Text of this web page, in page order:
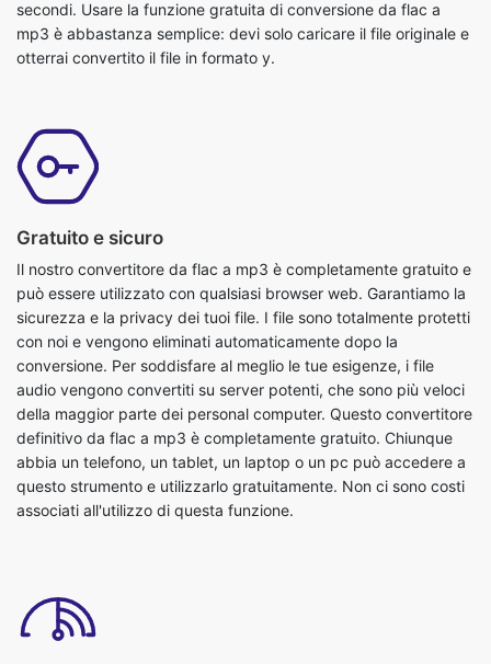
Gratuito e sicuro
Il nostro convertitore da flac a mp3 è completamente gratuito e
sicurezza e la privacy dei tuoi file. I file sono totalmente protetti
con noi e vengono eliminati automaticamente dopo la
conversione. Per soddisfare al meglio le tue esigenze, i file
audio vengono convertiti su server potenti, che sono più veloci
della maggior parte dei personal computer. Questo convertitore
definitivo da flac a mp3 è completamente gratuito. Chiunque
abbia un telefono, un tablet, un laptop o un pc può accedere a
questo strumento e utilizzarlo gratuitamente. Non ci sono costi
associati all'utilizzo di questa funzione.
Supporto per dropbox/upload file
È possibile caricare file audio o rilasciare file per convertire flac